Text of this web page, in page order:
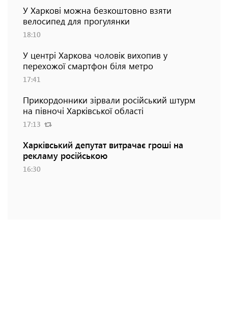
У Харкові можна безкоштовно взяти
велосипед для прогулянки
18:10
У центрі Харкова чоловік вихопив у
перехожої смартфон біля метро
17:41
Прикордонники зірвали російський штурм
на півночі Харківської області
17:13
Харківський депутат витрачає гроші на
рекламу російською
16:30